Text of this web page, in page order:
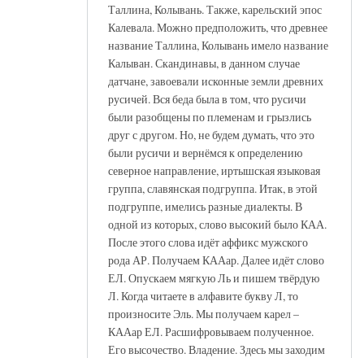
Таллина, Колывань. Также, карельский эпос
Калевала. Можно предположить, что древнее
название Таллина, Колывань имело название
Калыван. Скандинавы, в данном случае
датчане, завоевали исконные земли древних
русичей. Вся беда была в том, что русичи
были разобщены по племенам и грызлись
друг с другом. Но, не будем думать, что это
были русичи и вернёмся к определению
северное направление, иртышская языковая
группа, славянская подгруппа. Итак, в этой
подгруппе, имелись разные диалекты. В
одной из которых, слово высокий было КАА.
После этого слова идёт аффикс мужского
рода АР. Получаем КААар. Далее идёт слово
ЕЛ. Опускаем мягкую Ль и пишем твёрдую
Л. Когда читаете в алфавите букву Л, то
произносите Эль. Мы получаем карел –
КААар ЕЛ. Расшифровываем полученное.
Его высочество. Владение. Здесь мы заходим